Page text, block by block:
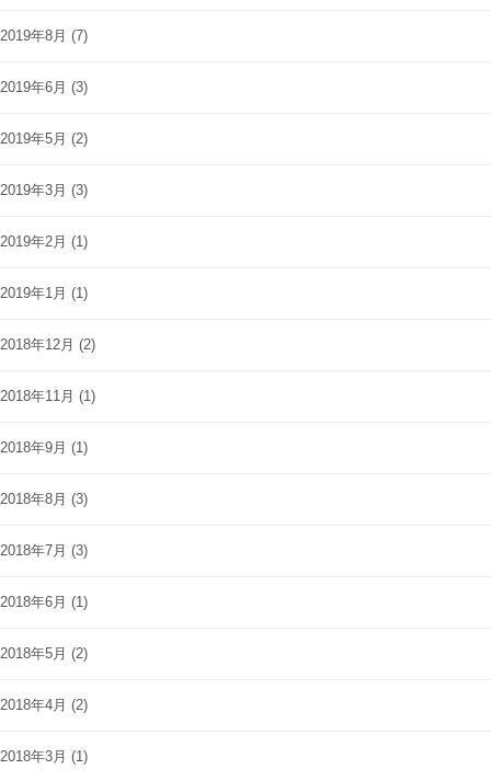
2019年8月 (7)
2019年6月 (3)
2019年5月 (2)
2019年3月 (3)
2019年2月 (1)
2019年1月 (1)
2018年12月 (2)
2018年11月 (1)
2018年9月 (1)
2018年8月 (3)
2018年7月 (3)
2018年6月 (1)
2018年5月 (2)
2018年4月 (2)
2018年3月 (1)